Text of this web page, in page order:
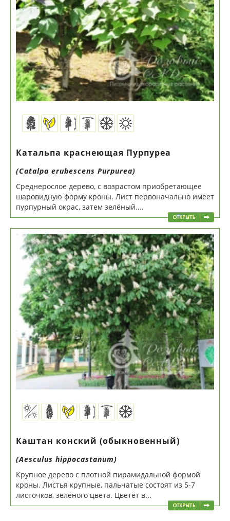
Катальпа краснеющая Пурпуреа
(Catalpa erubescens Purpurea)
Среднерослое дерево, с возрастом приобретающее
шаровидную форму кроны. Лист первоначально имеет
пурпурный окрас, затем зелёный....
Каштан конский (обыкновенный)
(Aesculus hippocastanum)
Крупное дерево с плотной пирамидальной формой
кроны. Листья крупные, пальчатые состоят из 5-7
листочков, зелёного цвета. Цветёт в...